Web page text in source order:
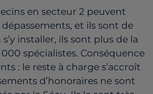
en secteur 2 peuvent
et ils sont de
installer, ils sont plus de la
spécialistes. Conséquence
: le reste à charge s’accroît
d’honoraires ne sont